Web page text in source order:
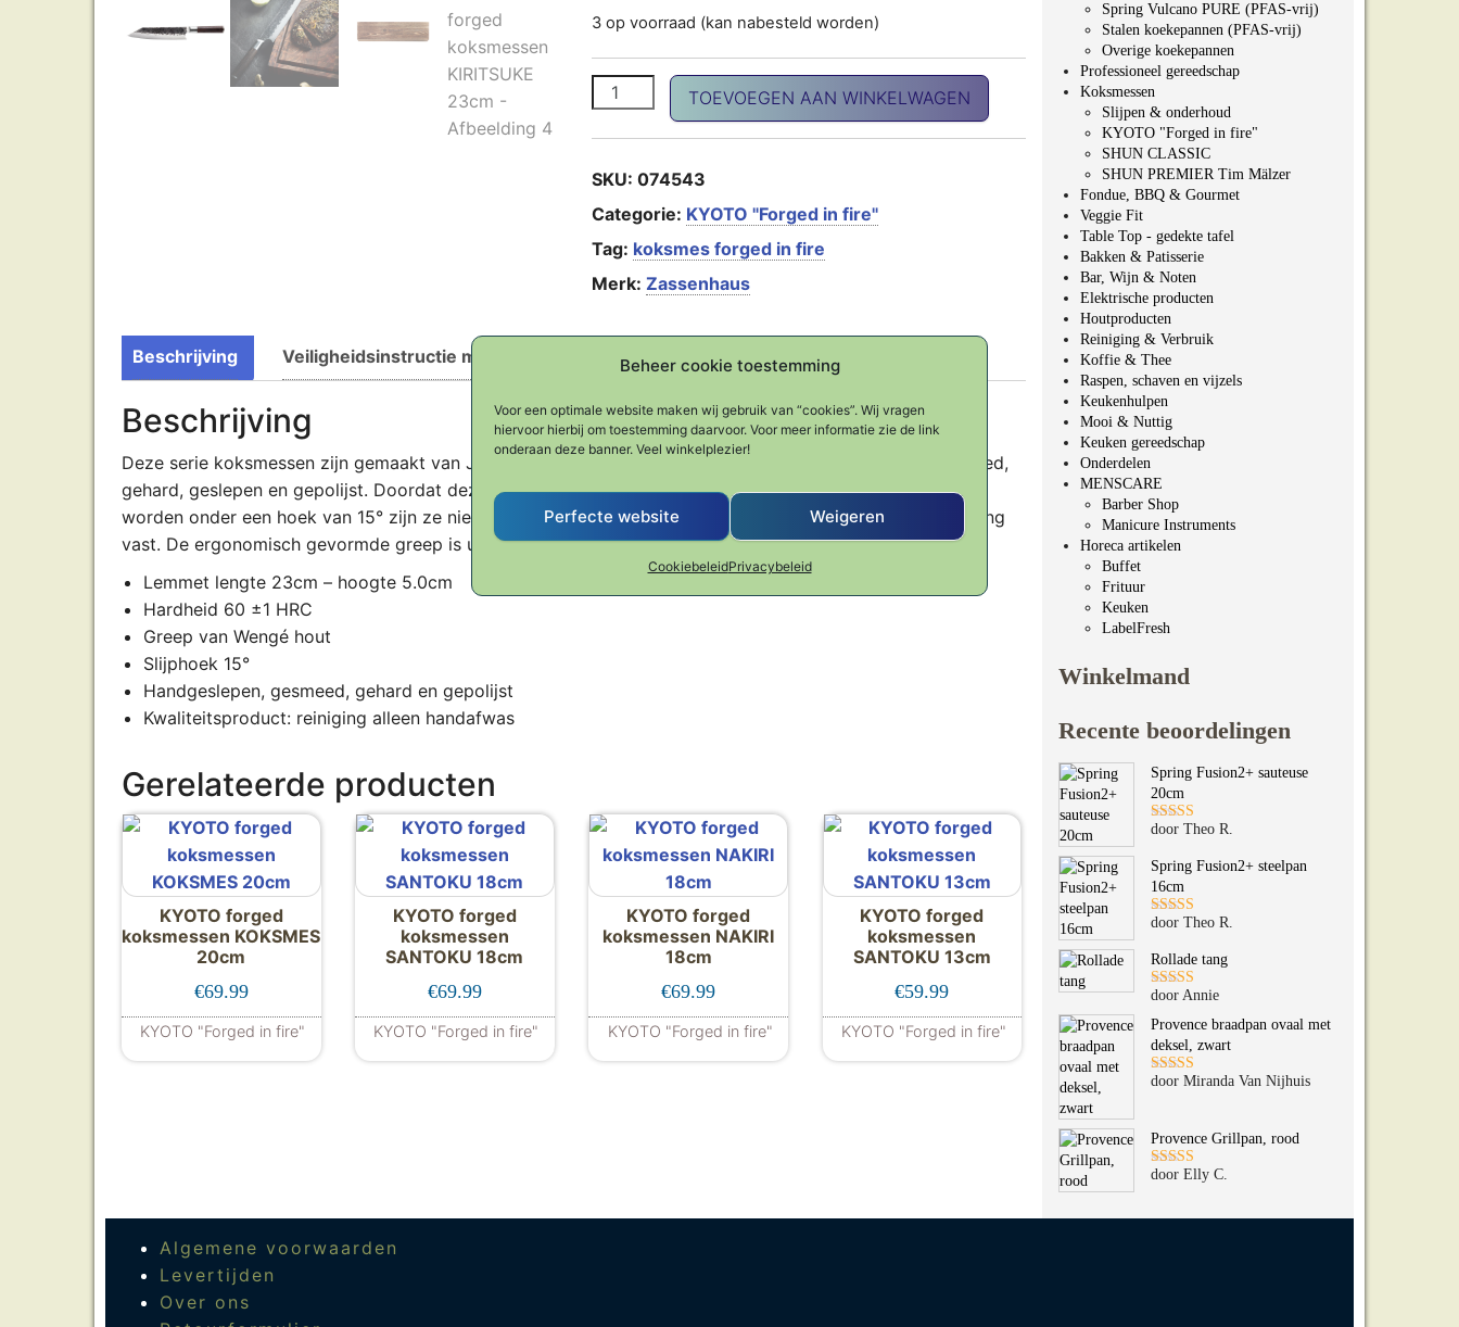
Beheer cookie toestemming
Voor een optimale website maken wij gebruik van “cookies”. Wij vragen
hiervoor hierbij om toestemming daarvoor. Voor meer informatie zie de link
onderaan deze banner. Veel winkelplezier!
Perfecte website Weigeren
CookiebeleidPrivacybeleid
3 op voorraad (kan nabesteld worden)
KYOTO forged koksmessen KIRITSUKE 23cm aantal
TOEVOEGEN AAN WINKELWAGEN
SKU: 074543
Categorie: KYOTO "Forged in fire"
Tag: koksmes forged in fire
Merk: Zassenhaus
Beschrijving Veiligheidsinstructie messen Beoordelingen (0)
Beschrijving
Deze serie koksmessen zijn gemaakt van Japans lemmetstaal type 440C en worden met de hand gesmeed,
gehard, geslepen en gepolijst. Doordat deze messen worden gehard op 60 HRC Rockwell en geslepen
worden onder een hoek van 15° zijn ze niet alleen heel erg scherp, maar houden ze deze scherpte ook lang
vast. De ergonomisch gevormde greep is uit Wengé hout.
Lemmet lengte 23cm – hoogte 5.0cm
Hardheid 60 ±1 HRC
Greep van Wengé hout
Slijphoek 15°
Handgeslepen, gesmeed, gehard en gepolijst
Kwaliteitsproduct: reiniging alleen handafwas
Gerelateerde producten
KYOTO forged
koksmessen KOKSMES
20cm
€69.99
KYOTO "Forged in fire"
KYOTO forged
koksmessen
SANTOKU 18cm
€69.99
KYOTO "Forged in fire"
KYOTO forged
koksmessen NAKIRI
18cm
€69.99
KYOTO "Forged in fire"
KYOTO forged
koksmessen
SANTOKU 13cm
€59.99
KYOTO "Forged in fire"
Spring Vulcano PURE (PFAS-vrij)
Stalen koekepannen (PFAS-vrij)
Overige koekepannen
Professioneel gereedschap
Koksmessen
Slijpen & onderhoud
KYOTO "Forged in fire"
SHUN CLASSIC
SHUN PREMIER Tim Mälzer
Fondue, BBQ & Gourmet
Veggie Fit
Table Top - gedekte tafel
Bakken & Patisserie
Bar, Wijn & Noten
Elektrische producten
Houtproducten
Reiniging & Verbruik
Koffie & Thee
Raspen, schaven en vijzels
Keukenhulpen
Mooi & Nuttig
Keuken gereedschap
Onderdelen
MENSCARE
Barber Shop
Manicure Instruments
Horeca artikelen
Buffet
Frituur
Keuken
LabelFresh
Winkelmand
Recente beoordelingen
Spring Fusion2+ sauteuse
20cm
Gewaardeerd
door Theo R.
Spring Fusion2+ steelpan
16cm
Gewaardeerd
door Theo R.
Rollade tang
Gewaardeerd
5uit 5
door Annie
Provence braadpan ovaal met
deksel, zwart
Gewaardeerd
door Miranda Van Nijhuis
Provence Grillpan, rood
Gewaardeerd
door Elly C.
Algemene voorwaarden
Levertijden
Over ons